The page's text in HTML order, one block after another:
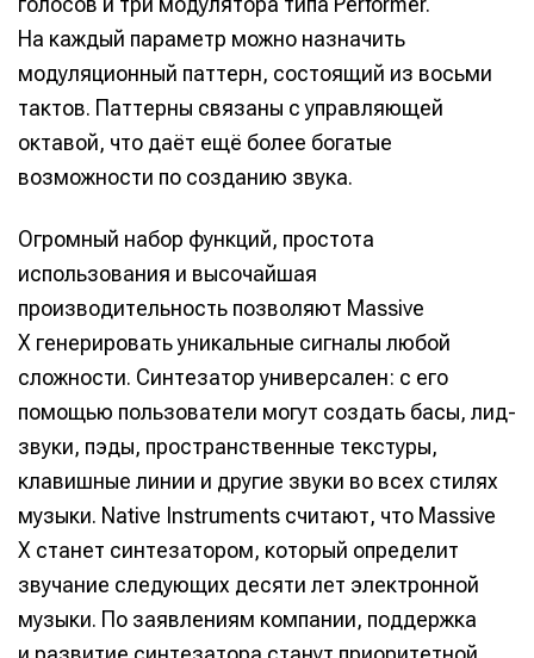
На каждый параметр можно назначить
модуляционный паттерн, состоящий из восьми
тактов. Паттерны связаны с управляющей
октавой, что даёт ещё более богатые
возможности по созданию звука.
Огромный набор функций, простота
использования и высочайшая
производительность позволяют Massive
X генерировать уникальные сигналы любой
сложности. Синтезатор универсален: с его
помощью пользователи могут создать басы, лид-
звуки, пэды, пространственные текстуры,
клавишные линии и другие звуки во всех стилях
музыки. Native Instruments считают, что Massive
X станет синтезатором, который определит
звучание следующих десяти лет электронной
музыки. По заявлениям компании, поддержка